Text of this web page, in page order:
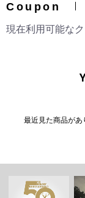
お買
Coupon
現在利用可能な
最近見た商品があ